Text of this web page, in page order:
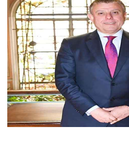
هيئة التدريس
الدراسات العليا
الخريجين
الموظفون